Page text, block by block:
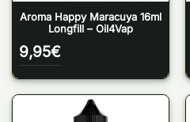
Aroma Happy Maracuya 16ml
Longfill – Oil4Vap
9,95€